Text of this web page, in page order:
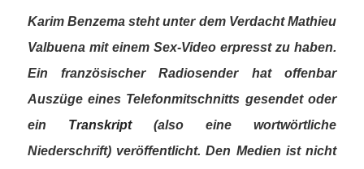
Karim Benzema steht unter dem Verdacht Mathieu
Valbuena mit einem Sex-Video erpresst zu haben.
Ein französischer Radiosender hat offenbar
Auszüge eines Telefonmitschnitts gesendet oder
ein Transkript(also eine wortwörtliche
Niederschrift) veröffentlicht. Den Medien ist nicht